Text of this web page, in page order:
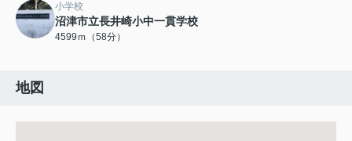
小学校
沼津市立長井崎小中一貫学校
4599ｍ（58分）
地図